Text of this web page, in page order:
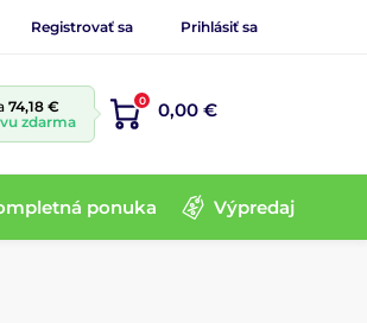
Registrovať sa Prihlásiť sa
74,18 €
zdarma
0 0,00 €
ponuka Výpredaj